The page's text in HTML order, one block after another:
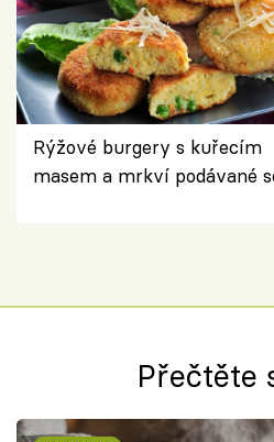
Rýžové burgery s kuřecím
masem a mrkví podávané
Přečtěte